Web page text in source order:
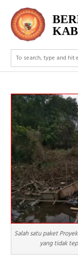
Salah satu paket
yang tidak